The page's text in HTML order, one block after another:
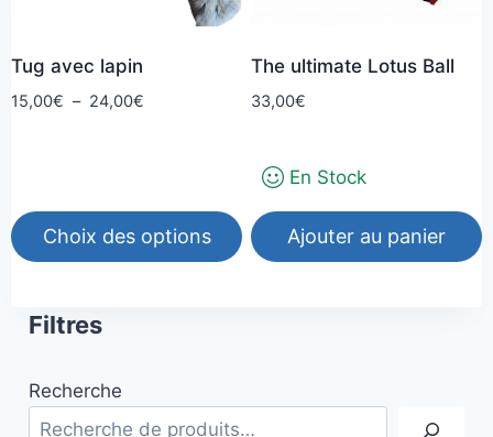
Tug avec lapin
15,00€ – 24,00€
24,00€
Choix des options
variations.
Les
The ultimate Lotus Ball
33,00€
En Stock
Ajouter au panier
Filtres
Recherche